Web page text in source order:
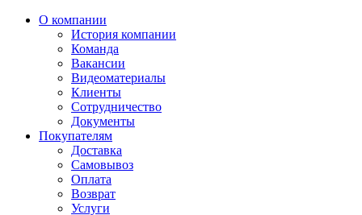
О компании
История компании
Команда
Вакансии
Видеоматериалы
Клиенты
Сотрудничество
Документы
Покупателям
Доставка
Самовывоз
Оплата
Возврат
Услуги